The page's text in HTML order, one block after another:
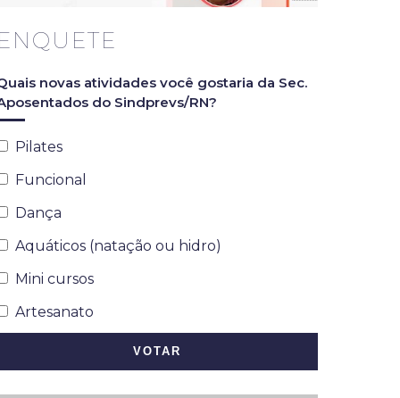
ENQUETE
novas atividades você gostaria da Sec.
do Sindprevs/RN?
Pilates
Funcional
Dança
Aquáticos (natação ou hidro)
Mini cursos
Artesanato